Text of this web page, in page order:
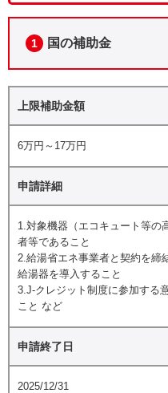
1 国の補助金
上限補助金額
6万円～17万円
申請詳細
1.対象機器（エコキュート等の
者等であること
2.給湯省エネ事業者と契約を締
給湯器を導入すること
3.J-クレジット制度に参加する
こと など
申請終了日
2025/12/31